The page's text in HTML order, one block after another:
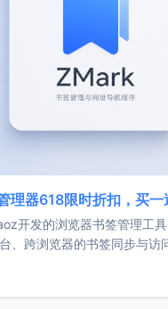
理器618限时折扣，买一
开发的浏览器书签管理工
、跨浏览器的书签同步与访
效。ZMark官网地址：